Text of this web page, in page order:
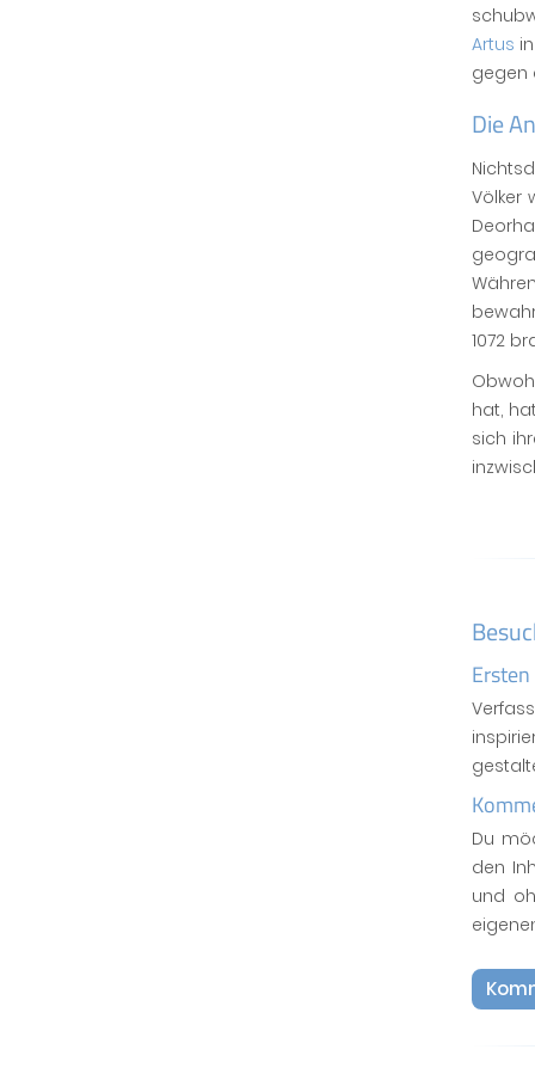
Artus
gegen
Die
Völker
1072
hat,
sich
Du
den
und